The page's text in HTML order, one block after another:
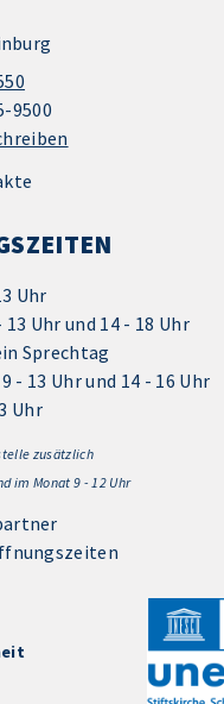
9500
Uhr
Uhr und 14 - 18 Uhr
Sprechtag
- 13 Uhr und 14 - 16 Uhr
Uhr
zusätzlich
im Monat 9 - 12 Uhr